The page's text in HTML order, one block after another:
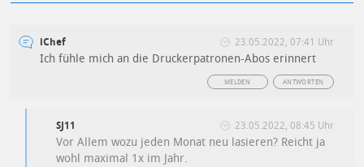
iChef 23.05.2022, 07:41 Uhr
Ich fühle mich an die Druckerpatronen-Abos erinnert
ANTWORTEN
MELDEN
SJ11 23.05.2022, 08:45 Uhr
Vor Allem wozu jeden Monat neu lasieren? Reicht ja
wohl maximal 1x im Jahr.